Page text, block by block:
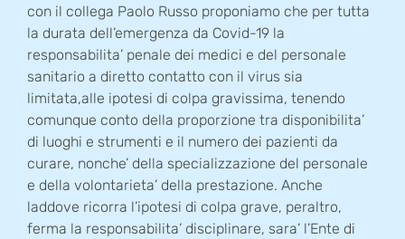
con il collega Paolo Russo proponiamo che per tutta
la durata dell’emergenza da Covid-19 la
responsabilita’ penale dei medici e del personale
sanitario a diretto contatto con il virus sia
limitata,alle ipotesi di colpa gravissima, tenendo
comunque conto della proporzione tra disponibilita’
di luoghi e strumenti e il numero dei pazienti da
curare, nonche’ della specializzazione del personale
e della volontarieta’ della prestazione. Anche
laddove ricorra l’ipotesi di colpa grave, peraltro,
ferma la responsabilita’ disciplinare, sara’ l’Ente di